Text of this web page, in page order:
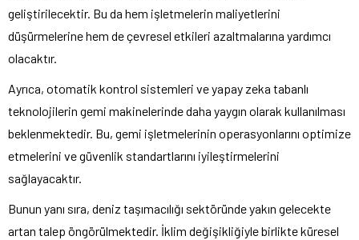
geliştirilecektir. Bu da hem işletmelerin maliyetlerini
düşürmelerine hem de çevresel etkileri azaltmalarına yardımcı
olacaktır.
Ayrıca, otomatik kontrol sistemleri ve yapay zeka tabanlı
teknolojilerin gemi makinelerinde daha yaygın olarak kullanılması
beklenmektedir. Bu, gemi işletmelerinin operasyonlarını optimize
etmelerini ve güvenlik standartlarını iyileştirmelerini
sağlayacaktır.
Bunun yanı sıra, deniz taşımacılığı sektöründe yakın gelecekte
artan talep öngörülmektedir. İklim değişikliğiyle birlikte küresel